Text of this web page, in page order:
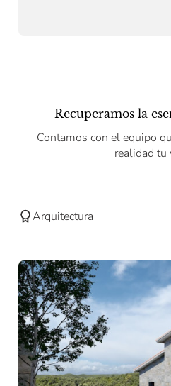
Recuperamos la
Contamos con el equipo
realidad tu
Arquitectura